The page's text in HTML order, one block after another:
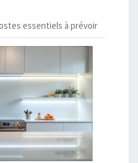
essentiels à prévoir